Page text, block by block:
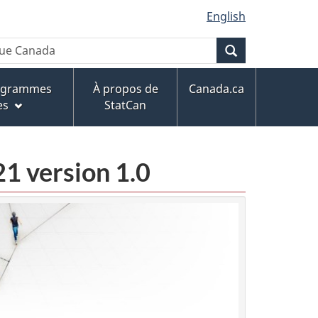
English
À propos de
StatCan
Canada.ca
version 1.0